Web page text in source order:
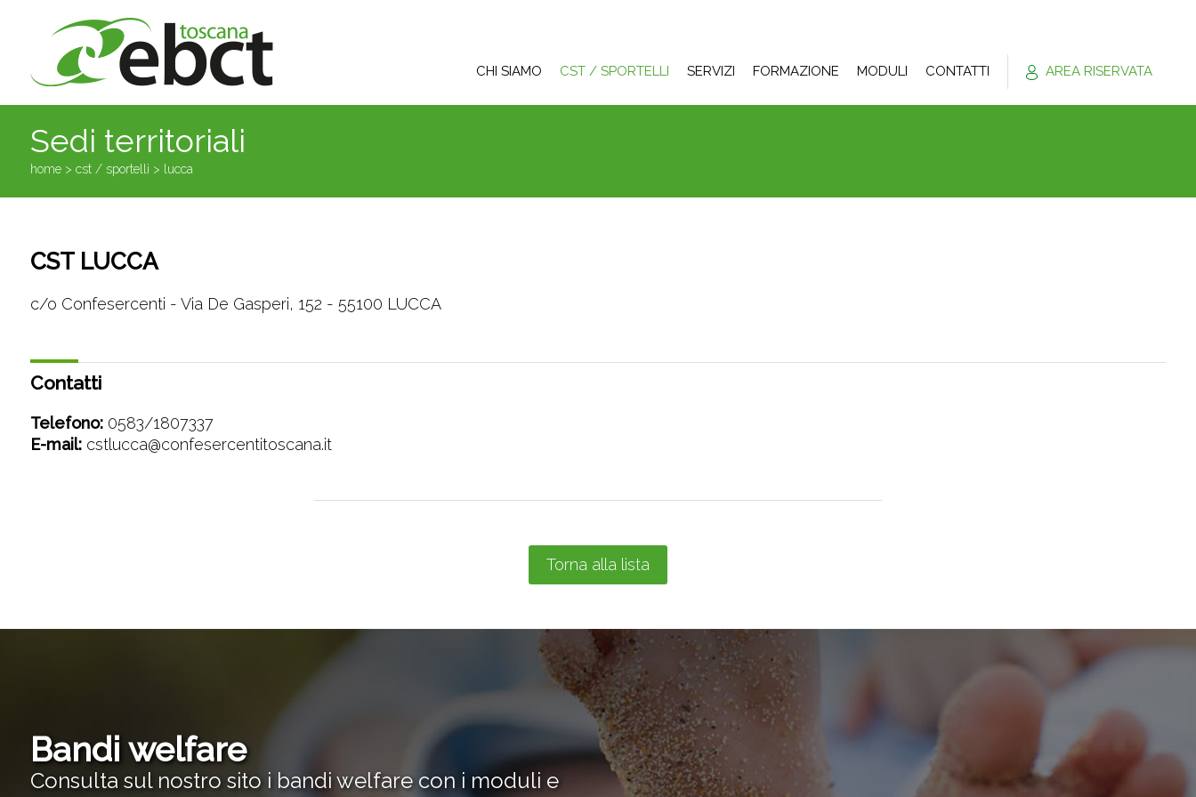
CHI SIAMO CST / SPORTELLI SERVIZI FORMAZIONE MODULI CONTATTI AREA RISERVATA
Sedi territoriali
home > cst / sportelli > lucca
CST LUCCA
c/o Confesercenti - Via De Gasperi, 152 - 55100 LUCCA
Contatti
Telefono:0583/1807337
E-mail:cstlucca@confesercentitoscana.it
Torna alla lista
Bandi welfare
Consulta sul nostro sito i bandi welfare con i moduli e